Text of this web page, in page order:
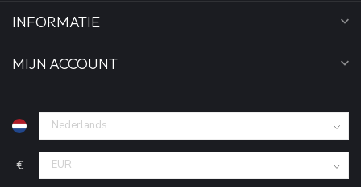
INFORMATIE
MIJN ACCOUNT
€